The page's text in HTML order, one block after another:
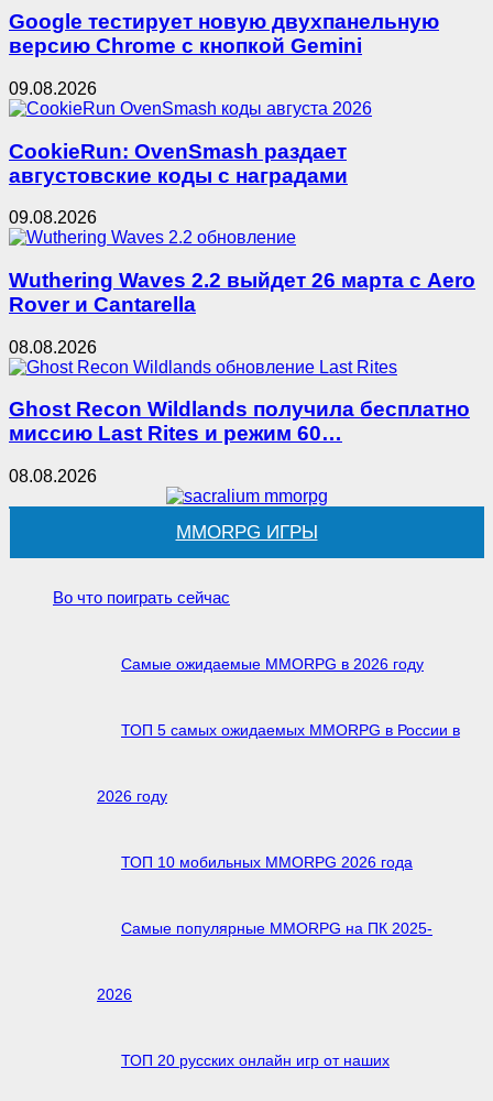
Google тестирует новую двухпанельную
версию Chrome с кнопкой Gemini
09.08.2026
CookieRun: OvenSmash раздает
августовские коды с наградами
09.08.2026
Wuthering Waves 2.2 выйдет 26 марта с Aero
Rover и Cantarella
08.08.2026
Ghost Recon Wildlands получила бесплатно
миссию Last Rites и режим 60…
08.08.2026
MMORPG ИГРЫ
Во что поиграть сейчас
Самые ожидаемые MMORPG в 2026 году
ТОП 5 самых ожидаемых MMORPG в России в
2026 году
ТОП 10 мобильных MMORPG 2026 года
Самые популярные MMORPG на ПК 2025-
2026
ТОП 20 русских онлайн игр от наших